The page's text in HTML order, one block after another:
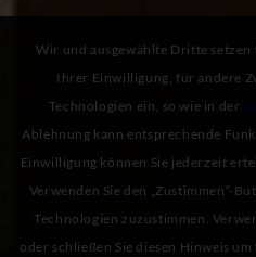
Wir und ausgewählte Dritte
Ihrer Einwilligung, für andere
Technologien ein, so wie in der
Ablehnung kann entsprechende
Einwilligung können Sie jederzeit
Verwenden Sie den „Zustimmen“-
Technologien zuzustimmen.
oder schließen Sie diesen Hinweis